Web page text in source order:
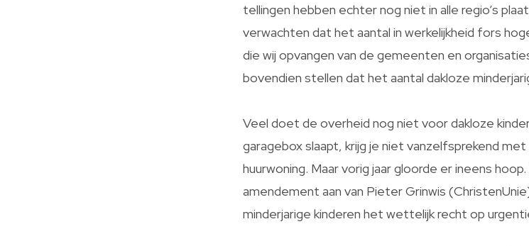
tellingen hebben echter nog niet in alle regio’s
verwachten dat het aantal in werkelijkheid fors
die wij opvangen van de gemeenten en
bovendien stellen dat het aantal dakloze
Veel doet de overheid nog niet voor dakloze
garagebox slaapt, krijg je niet vanzelfsprekend
huurwoning. Maar vorig jaar gloorde er ineens
amendement aan van Pieter Grinwis
minderjarige kinderen het wettelijk recht op